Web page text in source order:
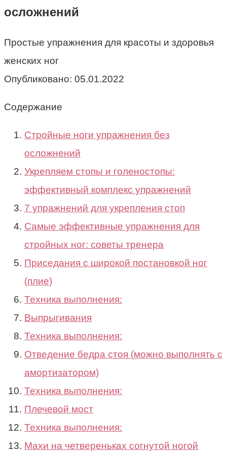
осложнений
Простые упражнения для красоты и здоровья
женских ног
Опубликовано: 05.01.2022
Содержание
Стройные ноги упражнения без
осложнений
Укрепляем стопы и голеностопы:
эффективный комплекс упражнений
7 упражнений для укрепления стоп
Самые эффективные упражнения для
стройных ног: советы тренера
Приседания с широкой постановкой ног
(плие)
Техника выполнения:
Выпрыгивания
Техника выполнения:
Отведение бедра стоя (можно выполнять с
амортизатором)
Техника выполнения:
Плечевой мост
Техника выполнения:
Махи на четвереньках согнутой ногой